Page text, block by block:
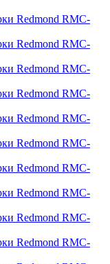
Redmond RMC-
Redmond RMC-
Redmond RMC-
Redmond RMC-
Redmond RMC-
Redmond RMC-
Redmond RMC-
Redmond RMC-
Redmond RMC-
Redmond RMC-